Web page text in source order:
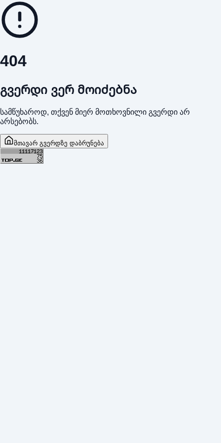
404
გვერდი ვერ მოიძებნა
სამწუხაროდ, თქვენ მიერ მოთხოვნილი გვერდი არ
არსებობს.
მთავარ გვერდზე დაბრუნება